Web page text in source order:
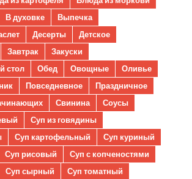
В духовке
Выпечка
Десерты
Детское
Завтрак
Закуски
стол
Обед Овощные
Оливье
Повседневное
Праздничное
Свинина
Соусы
Суп из говядины
Суп картофельный
Суп куриный
Суп рисовый
Суп с копченостями
Суп сырный
Суп томатный